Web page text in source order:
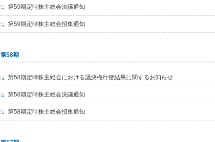
第59期定時株主総会決議通知
第59期定時株主総会招集通知
第58期
第58期定時株主総会における議決権行使結果に関するお知らせ
第58期定時株主総会決議通知
第58期定時株主総会招集通知